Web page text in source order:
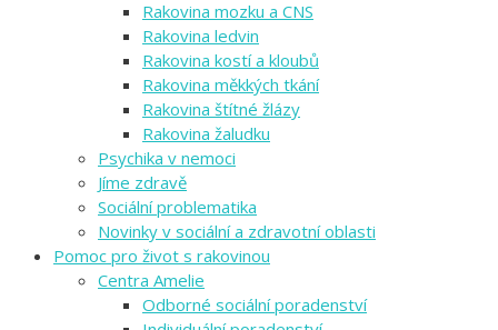
Rakovina mozku a CNS
Rakovina ledvin
Rakovina kostí a kloubů
Rakovina měkkých tkání
Rakovina štítné žlázy
Rakovina žaludku
Psychika v nemoci
Jíme zdravě
Sociální problematika
Novinky v sociální a zdravotní oblasti
Pomoc pro život s rakovinou
Centra Amelie
Odborné sociální poradenství